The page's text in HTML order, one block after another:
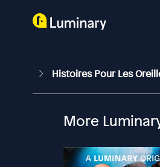
Histoires Pour Les
More